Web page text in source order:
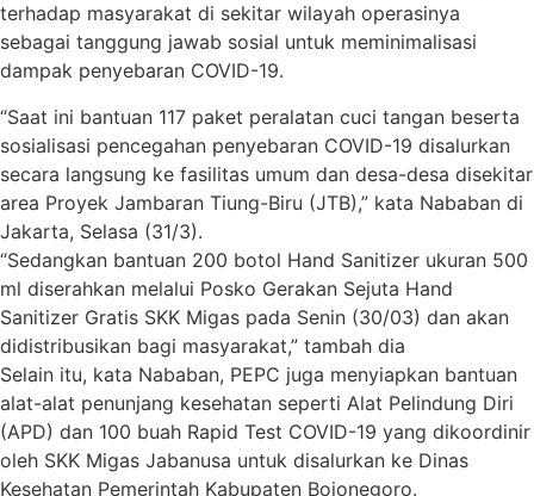
terhadap masyarakat di sekitar wilayah operasinya
sebagai tanggung jawab sosial untuk meminimalisasi
dampak penyebaran COVID-19.
“Saat ini bantuan 117 paket peralatan cuci tangan beserta
sosialisasi pencegahan penyebaran COVID-19 disalurkan
secara langsung ke fasilitas umum dan desa-desa disekitar
area Proyek Jambaran Tiung-Biru (JTB),” kata Nababan di
Jakarta, Selasa (31/3).
“Sedangkan bantuan 200 botol Hand Sanitizer ukuran 500
ml diserahkan melalui Posko Gerakan Sejuta Hand
Sanitizer Gratis SKK Migas pada Senin (30/03) dan akan
didistribusikan bagi masyarakat,” tambah dia
Selain itu, kata Nababan, PEPC juga menyiapkan bantuan
alat-alat penunjang kesehatan seperti Alat Pelindung Diri
(APD) dan 100 buah Rapid Test COVID-19 yang dikoordinir
oleh SKK Migas Jabanusa untuk disalurkan ke Dinas
Kesehatan Pemerintah Kabupaten Bojonegoro.